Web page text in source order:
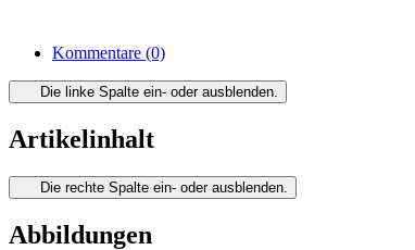
Kommentare (0)
Die linke Spalte ein- oder ausblenden.
Artikelinhalt
Die rechte Spalte ein- oder ausblenden.
Abbildungen